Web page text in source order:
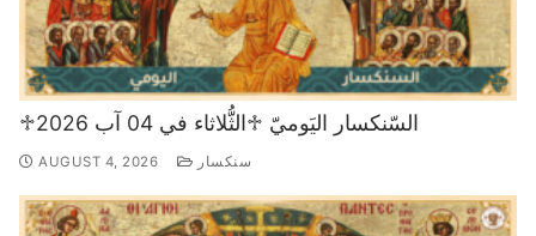
♱السّنكسار اليَوميّ ♱الثُّلاثاء في 04 آب 2026
AUGUST 4, 2026 سنكسار